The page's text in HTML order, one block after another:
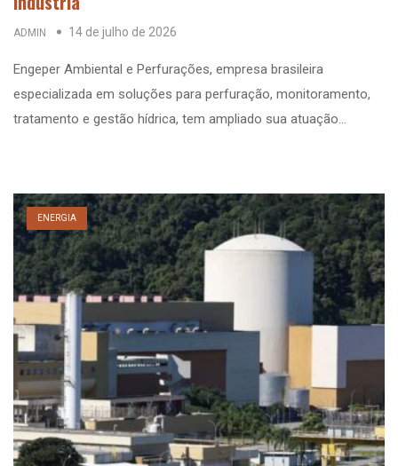
ADMIN 14 de julho de 2026
Engeper Ambiental e Perfurações, empresa brasileira
especializada em soluções para perfuração, monitoramento,
tratamento e gestão hídrica, tem ampliado sua atuação…
ENERGIA